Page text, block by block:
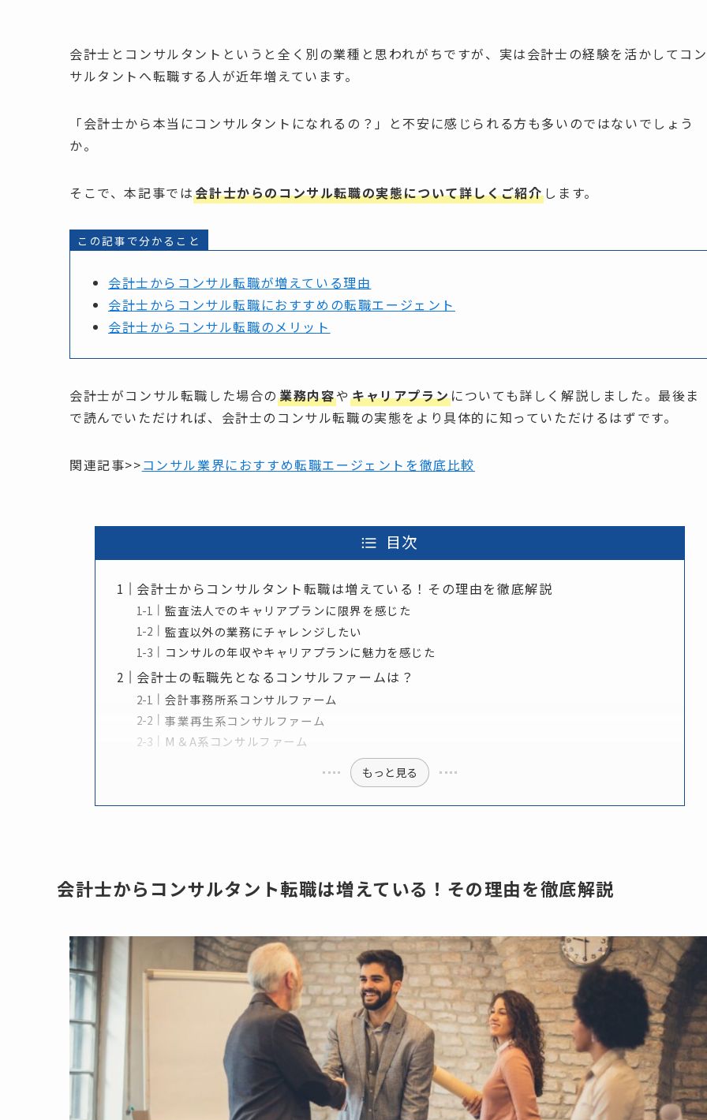
会計士とコンサルタントというと全く別の業種と思われがちですが、実は会計士の経験を活かしてコン
サルタントへ転職する人が近年増えています。
「会計士から本当にコンサルタントになれるの？」と不安に感じられる方も多いのではないでしょう
か。
そこで、本記事では会計士からのコンサル転職の実態について詳しくご紹介します。
この記事で分かること
会計士からコンサル転職が増えている理由
会計士からコンサル転職におすすめの転職エージェント
会計士からコンサル転職のメリット
会計士がコンサル転職した場合の 業務内容やキャリアプランについても詳しく解説しました。最後ま
で読んでいただければ、会計士のコンサル転職の実態をより具体的に知っていただけるはずです。
関連記事>>コンサル業界におすすめ転職エージェントを徹底比較
目次
会計士からコンサルタント転職は増えている！その理由を徹底解説
監査法人でのキャリアプランに限界を感じた
監査以外の業務にチャレンジしたい
コンサルの年収やキャリアプランに魅力を感じた
会計士の転職先となるコンサルファームは？
会計事務所系コンサルファーム
事業再生系コンサルファーム
M＆A系コンサルファーム
もっと見る
会計士からコンサルタント転職は増えている！その理由を徹底解説